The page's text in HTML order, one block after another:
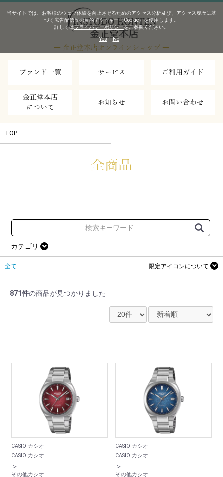
― 金正堂本店オンラインショップ ―
ブランド一覧 サービス ご利用ガイド
金正堂本店
について
お知らせ お問い合わせ
TOP
全商品
カテゴリ
全て 限定アイコンについて
871件の商品が見つかりました
CASIO カシオ
CASIO カシオ
＞
その他カシオ
CASIO カシオ
CASIO カシオ
＞
その他カシオ
当サイトでは、お客様のウェブ体験を向上させるためのアクセス分析及び、アクセス履歴に基
づく広告配信等の目的でクッキー（Cookie）を使用します。
詳しくはプライバシーポリシーをご参照ください。
Yes No